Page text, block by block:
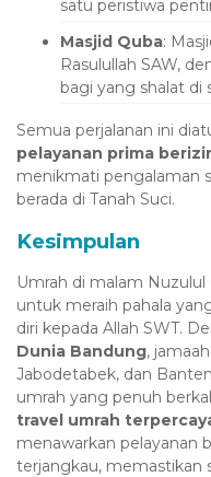
satu peristiwa
Masjid Quba:
Rasulullah SAW,
bagi yang shalat di
Semua perjalanan ini
pelayanan prima
menikmati pengalaman
berada di Tanah Suci.
Kesimpulan
Umrah di malam Nuzulul
untuk meraih pahala
diri kepada Allah SWT.
Dunia Bandung,
Jabodetabek, dan
umrah yang penuh
travel umrah
menawarkan pelayanan
terjangkau, memastikan